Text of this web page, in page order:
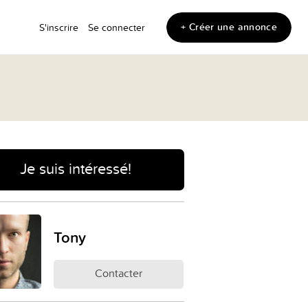
S'inscrire Se connecter + Créer une annonce
Je suis intéressé!
Tony
Contacter